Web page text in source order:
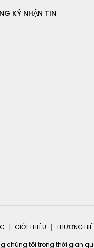
KÝ NHẬN TIN
GIỚI THIỆU THƯƠNG
chúng tôi trong thời gian